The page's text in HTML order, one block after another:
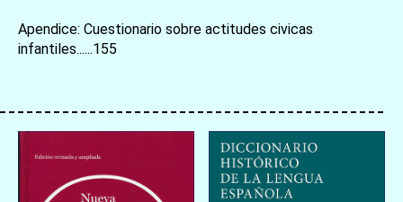
お買い物を続ける カートへ進む
Apendice: Cuestionario sobre actitudes civicas
infantiles......155